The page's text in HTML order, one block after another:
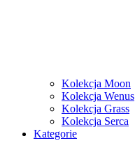
Kolekcja Moon
Kolekcja Wenus
Kolekcja Grass
Kolekcja Serca
Kategorie